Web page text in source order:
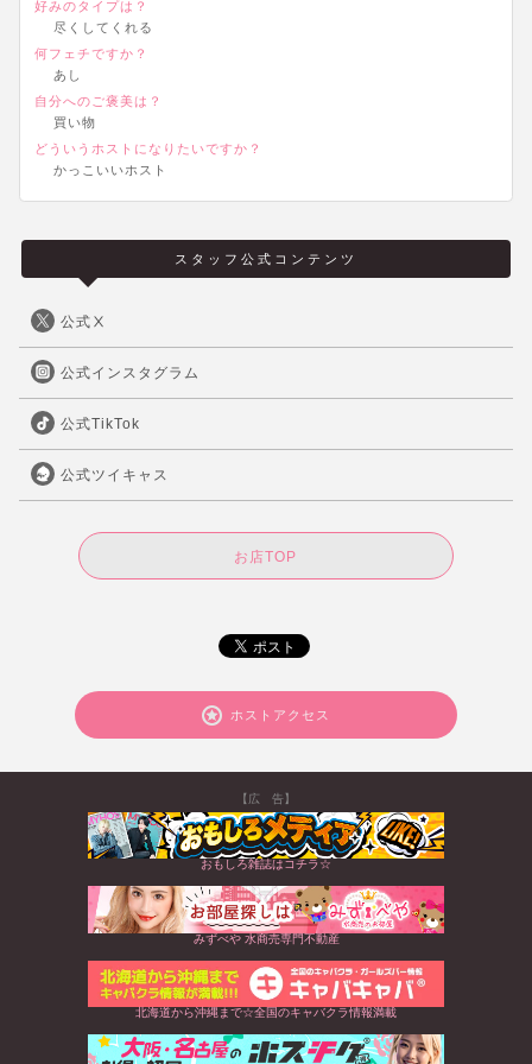
好みのタイプは？
尽くしてくれる
何フェチですか？
あし
自分へのご褒美は？
買い物
どういうホストになりたいですか？
かっこいいホスト
スタッフ公式コンテンツ
公式Ⅹ
公式インスタグラム
公式TikTok
公式ツイキャス
お店TOP
ホストアクセス
【広 告】
おもしろ雑誌はコチラ☆
みずべや 水商売専門不動産
北海道から沖縄まで☆全国のキャバクラ情報満載